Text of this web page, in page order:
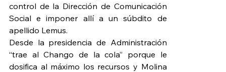
control de la Dirección de Comunicación
Social e imponer allí a un súbdito de
apellido Lemus.
Desde la presidencia de Administración
“trae al Chango de la cola” porque le
dosifica al máximo los recursos y Molina